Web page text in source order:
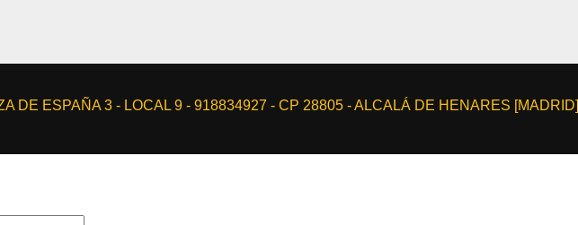
DE ESPAÑA 3 - LOCAL 9 - 918834927 - CP 28805 - ALCALÁ DE HENARES [MADRID]